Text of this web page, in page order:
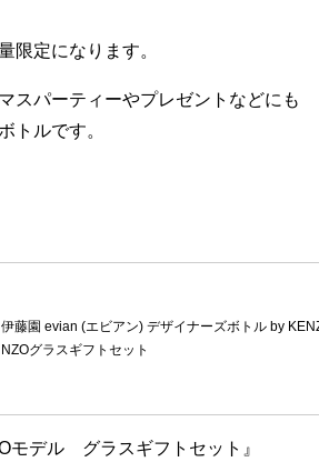
限定になります。
スパーティーやプレゼントなどにも
トルです。
伊藤園 evian (エビアン) デザイナーズボトル by
NZOグラスギフトセット
モデル グラスギフトセット』